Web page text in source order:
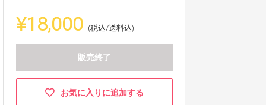
¥18,000 (税込/送料込)
販売終了
お気に入りに追加する